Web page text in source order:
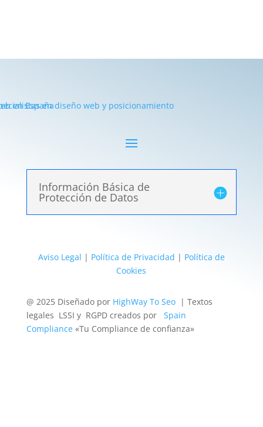
Información Básica de
Protección de Datos
Aviso Legal | Política de Privacidad | Política de
Cookies
@ 2025 Diseñado por HighWay To Seo| Textos
legales LSSI y RGPD creados por Spain
Compliance«Tu Compliance de confianza»